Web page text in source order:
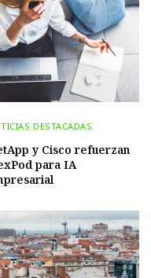
DESTACADAS
y Cisco refuerzan
para IA